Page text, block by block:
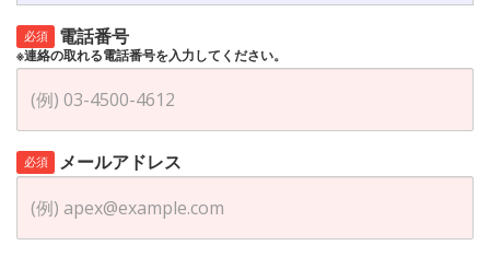
必須 電話番号
※連絡の取れる電話番号を入力してください。
必須 メールアドレス